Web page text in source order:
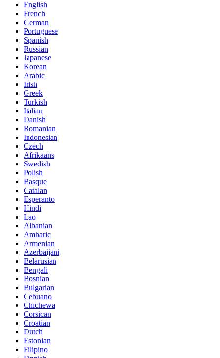
English
French
German
Portuguese
Spanish
Russian
Japanese
Korean
Arabic
Irish
Greek
Turkish
Italian
Danish
Romanian
Indonesian
Czech
Afrikaans
Swedish
Polish
Basque
Catalan
Esperanto
Hindi
Lao
Albanian
Amharic
Armenian
Azerbaijani
Belarusian
Bengali
Bosnian
Bulgarian
Cebuano
Chichewa
Corsican
Croatian
Dutch
Estonian
Filipino